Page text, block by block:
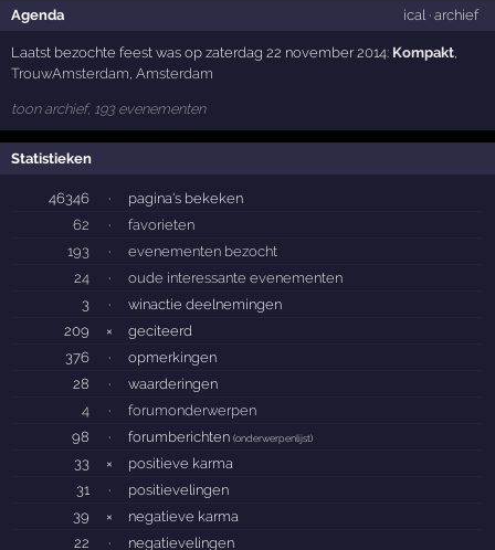
Agenda ical· archief
Laatst bezochte feest was op zaterdag 22 november 2014: Kompakt,
TrouwAmsterdam,Amsterdam
toon archief, 193 evenementen
Statistieken
46346 ·
pagina's bekeken
62
·
favorieten
193
·
evenementen bezocht
24
·
oude interessante evenementen
3
·
winactie deelnemingen
209
×
geciteerd
376
·
opmerkingen
28
·
waarderingen
4
·
forumonderwerpen
98
· forumberichten(onderwerpenlijst)
33 ×
positieve karma
31
·
positievelingen
39
×
negatieve karma
22
· negatievelingen